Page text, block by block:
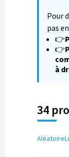
Pour
pas
👉
👉
à
34
Aléatoire